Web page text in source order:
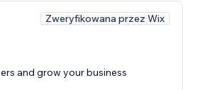
Zweryfikowana przez Wix
and grow your business